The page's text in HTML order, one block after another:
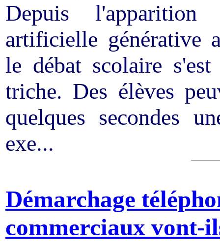
Depuis
artificielle générative
le débat scolaire
triche. Des élèves
quelques secondes
exe...
Démarchage
commerciaux vont-